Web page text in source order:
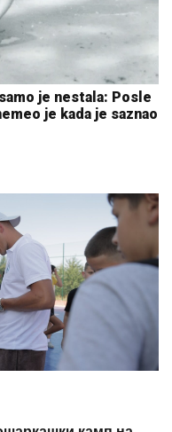
je nestala: Posle
je kada je saznao